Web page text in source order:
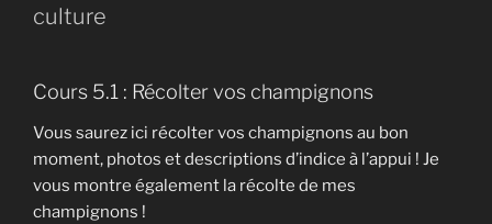
culture
Cours 5.1 : Récolter vos champignons
Vous saurez ici récolter vos champignons au bon
moment, photos et descriptions d’indice à l’appui ! Je
vous montre également la récolte de mes
champignons !